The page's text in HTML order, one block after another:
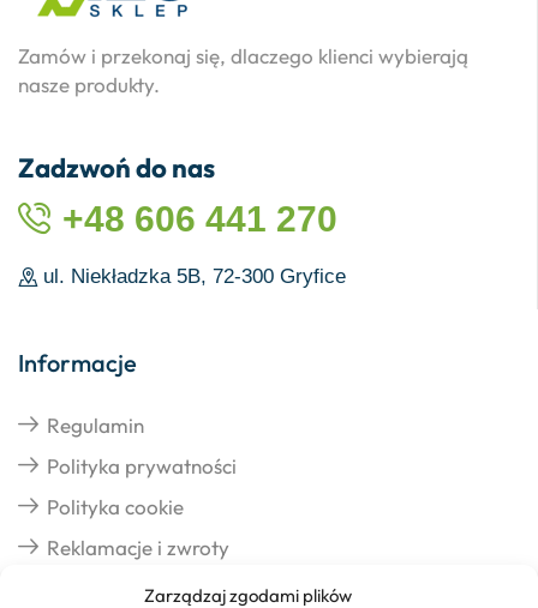
Zarządzaj zgodami plików
Zamów i przekonaj się, dlaczego klienci wybierają
nasze produkty.
Zadzwoń do nas
+48 606 441 270
ul. Niekładzka 5B, 72-300 Gryfice
Informacje
Regulamin
Polityka prywatności
Polityka cookie
Reklamacje i zwroty